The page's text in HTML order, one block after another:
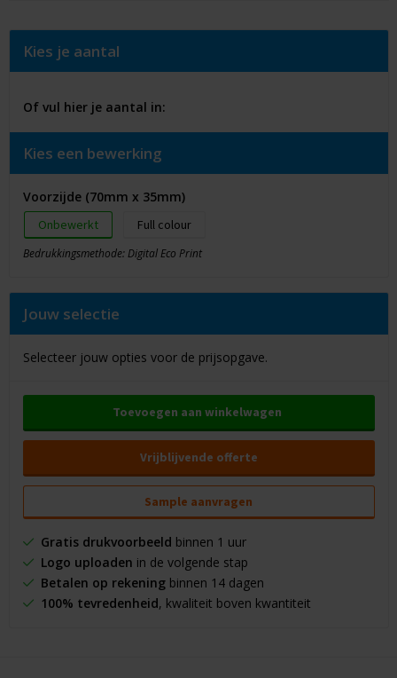
Kies je aantal
Of vul hier je aantal in:
Kies een bewerking
Voorzijde (70mm x 35mm)
Onbewerkt Full colour
Bedrukkingsmethode: Digital Eco Print
Jouw selectie
Selecteer jouw opties voor de prijsopgave.
Toevoegen aan winkelwagen
Vrijblijvende offerte
Sample aanvragen
Gratis drukvoorbeeld binnen 1 uur
Logo uploaden in de volgende stap
Betalen op rekeningbinnen 14 dagen
100% tevredenheid, kwaliteit boven kwantiteit